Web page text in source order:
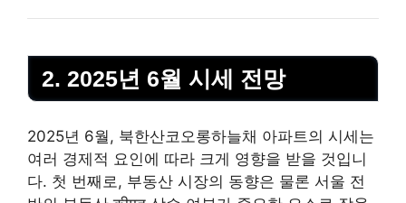
2. 2025년 6월 시세 전망
2025년 6월, 북한산코오롱하늘채 아파트의 시세는
여러 경제적 요인에 따라 크게 영향을 받을 것입니
다. 첫 번째로, 부동산 시장의 동향은 물론 서울 전